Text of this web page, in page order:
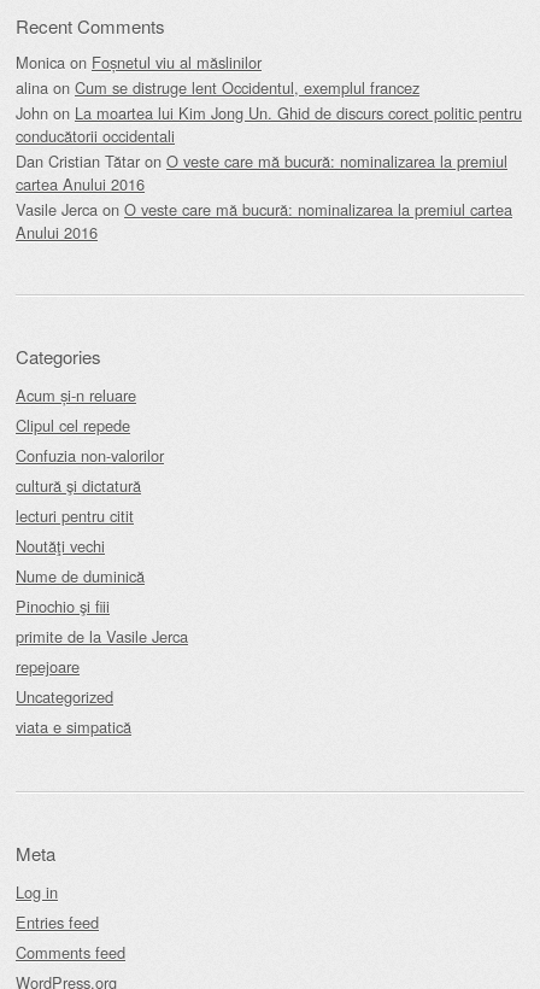
Recent Comments
Monica on Foșnetul viu al măslinilor
alina on Cum se distruge lent Occidentul, exemplul francez
John on La moartea lui Kim Jong Un. Ghid de discurs corect politic pentru
conducătorii occidentali
Dan Cristian Tătar on O veste care mă bucură: nominalizarea la premiul
cartea Anului 2016
Vasile Jerca on O veste care mă bucură: nominalizarea la premiul cartea
Anului 2016
Categories
Acum și-n reluare
Clipul cel repede
Confuzia non-valorilor
cultură şi dictatură
lecturi pentru citit
Noutăţi vechi
Nume de duminică
Pinochio şi fiii
primite de la Vasile Jerca
repejoare
Uncategorized
viata e simpatică
Meta
Log in
Entries feed
Comments feed
WordPress.org